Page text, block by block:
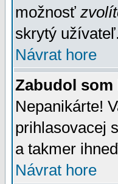
možnosť
skrytý užívateľ.
Návrat hore
Zabudol som
Nepanikárte!
prihlasovacej
a takmer
Návrat hore